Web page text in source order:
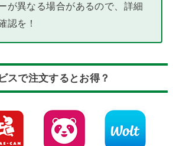
が異なる場合があるので、詳細
認を！
スで注文するとお得？